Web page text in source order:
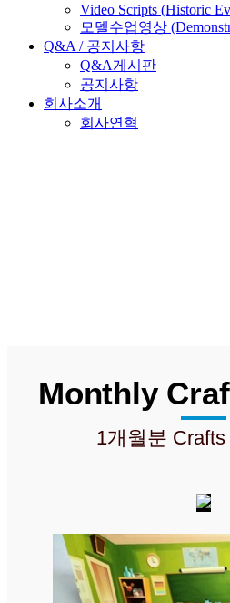
Video Scripts (Historic
모델수업영상
Q&A / 공지사항
Q&A게시판
공지사항
회사소개
회사연혁
Monthly
1개월분